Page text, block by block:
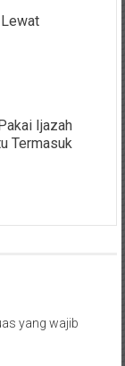
Ijazah
Termasuk
yang wajib